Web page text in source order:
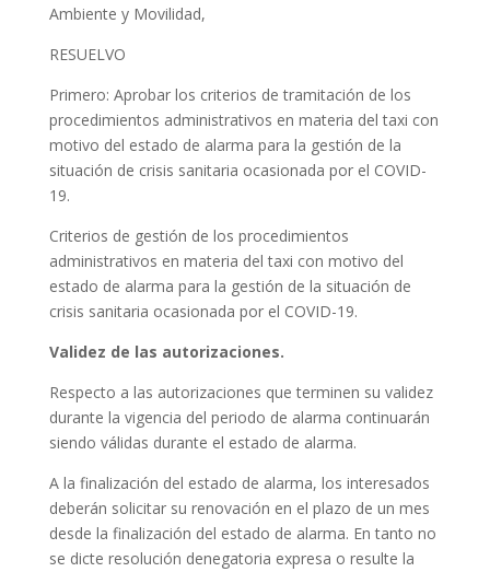
Ambiente y Movilidad,
RESUELVO
Primero: Aprobar los criterios de tramitación de los
procedimientos administrativos en materia del taxi con
motivo del estado de alarma para la gestión de la
situación de crisis sanitaria ocasionada por el COVID-
19.
Criterios de gestión de los procedimientos
administrativos en materia del taxi con motivo del
estado de alarma para la gestión de la situación de
crisis sanitaria ocasionada por el COVID-19.
Validez de las autorizaciones.
Respecto a las autorizaciones que terminen su validez
durante la vigencia del periodo de alarma continuarán
siendo válidas durante el estado de alarma.
A la finalización del estado de alarma, los interesados
deberán solicitar su renovación en el plazo de un mes
desde la finalización del estado de alarma. En tanto no
se dicte resolución denegatoria expresa o resulte la